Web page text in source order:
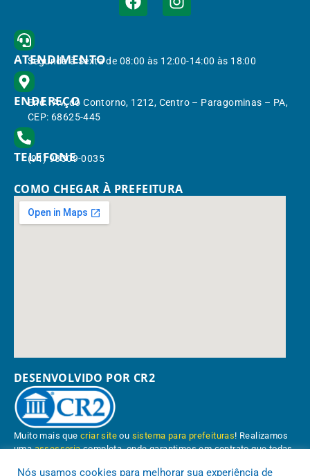
ATENDIMENTO
Segunda à Sexta de 08:00 às 12:00-14:00 às 18:00
ENDEREÇO
End.: Av. do Contorno, 1212, Centro – Paragominas – PA,
CEP: 68625-445
TELEFONE
(91) 98309-0035
COMO CHEGAR À PREFEITURA
DESENVOLVIDO POR CR2
Muito mais quecriar site ou sistema para prefeituras! Realizamos
umaassessoriacompleta, onde garantimos em contrato que todas
Nós usamos cookies para melhorar sua experiência de